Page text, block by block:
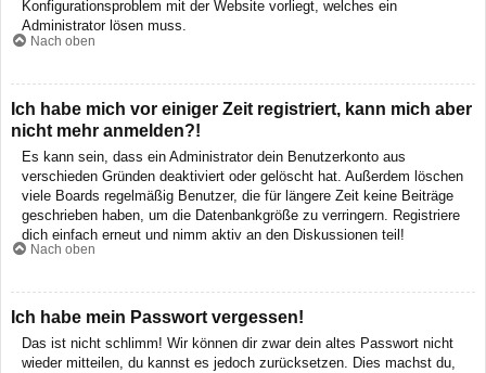
Konfigurationsproblem mit der Website vorliegt, welches ein
Administrator lösen muss.
Nach oben
Ich habe mich vor einiger Zeit registriert, kann mich aber
nicht mehr anmelden?!
Es kann sein, dass ein Administrator dein Benutzerkonto aus
verschieden Gründen deaktiviert oder gelöscht hat. Außerdem löschen
viele Boards regelmäßig Benutzer, die für längere Zeit keine Beiträge
geschrieben haben, um die Datenbankgröße zu verringern. Registriere
dich einfach erneut und nimm aktiv an den Diskussionen teil!
Nach oben
Ich habe mein Passwort vergessen!
Das ist nicht schlimm! Wir können dir zwar dein altes Passwort nicht
wieder mitteilen, du kannst es jedoch zurücksetzen. Dies machst du,